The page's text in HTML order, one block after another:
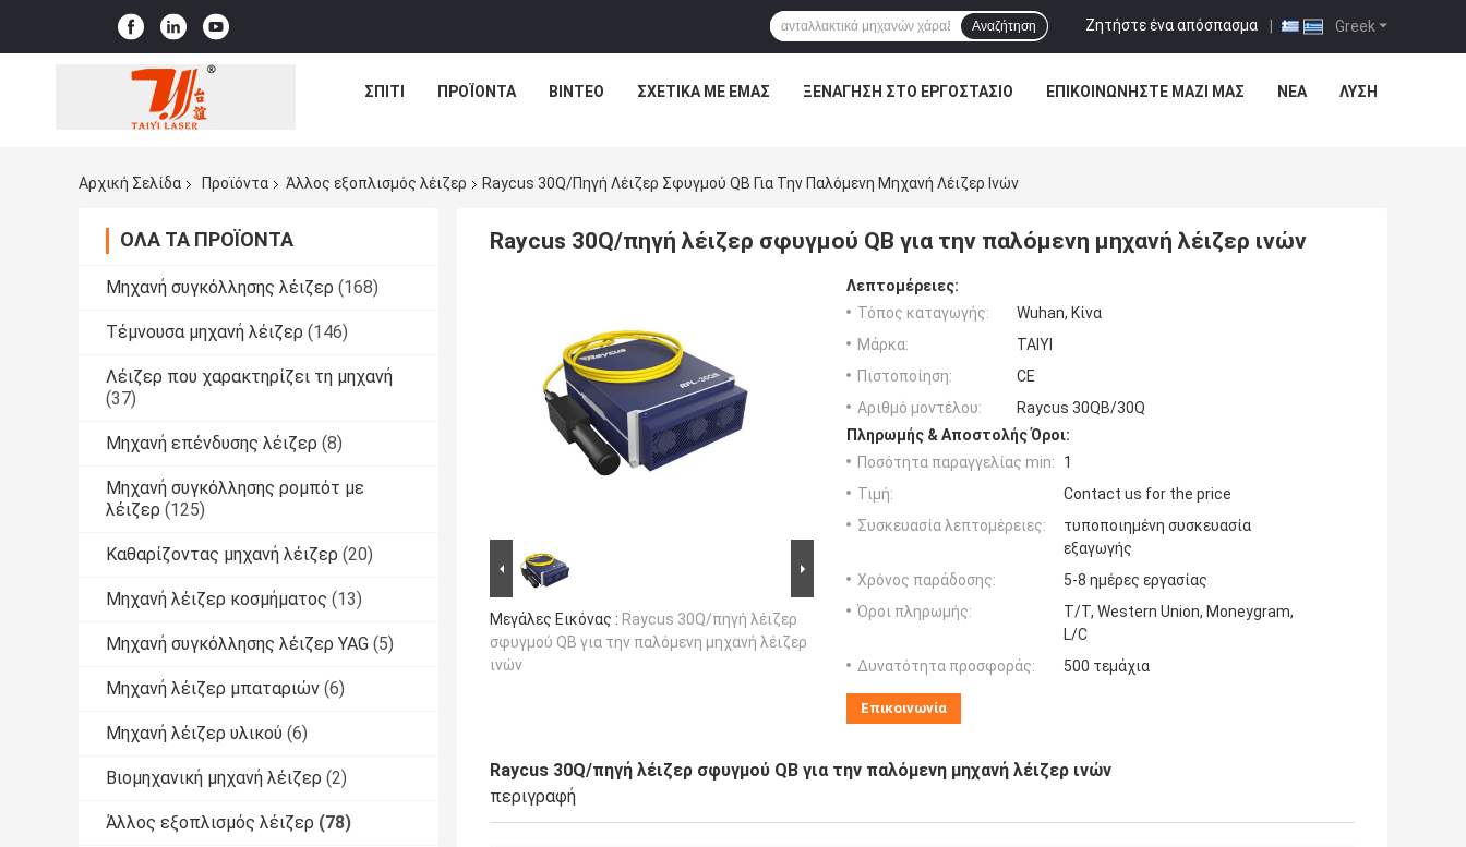
Greek
Ζητήστε ένα απόσπασμα |
Αναζήτηση
ΣΠΊΤΙ ΠΡΟΪΌΝΤΑ ΒΊΝΤΕΟ ΣΧΕΤΙΚΆ ΜΕ ΕΜΆΣ ΞΕΝΆΓΗΣΗ ΣΤΟ ΕΡΓΟΣΤΆΣΙΟ ΕΠΙΚΟΙΝΩΝΉΣΤΕ ΜΑΖΊ ΜΑΣ ΝΈΑ ΛΎΣΗ
Αρχική Σελίδα Προϊόντα Άλλος εξοπλισμός λέιζερ Raycus 30Q/πηγή Λέιζερ Σφυγμού QB Για Την Παλόμενη Μηχανή Λέιζερ Ινών
ΌΛΑ ΤΑ ΠΡΟΪΌΝΤΑ
Μηχανή συγκόλλησης λέιζερ (168)
Τέμνουσα μηχανή λέιζερ (146)
Λέιζερ που χαρακτηρίζει τη μηχανή
(37)
Μηχανή επένδυσης λέιζερ (8)
Μηχανή συγκόλλησης ρομπότ με
λέιζερ (125)
Καθαρίζοντας μηχανή λέιζερ (20)
Μηχανή λέιζερ κοσμήματος (13)
Μηχανή συγκόλλησης λέιζερ YAG (5)
Μηχανή λέιζερ μπαταριών (6)
Μηχανή λέιζερ υλικού (6)
Βιομηχανική μηχανή λέιζερ (2)
Άλλος εξοπλισμός λέιζερ (78)
Raycus 30Q/πηγή λέιζερ σφυγμού QB για την παλόμενη μηχανή λέιζερ ινών
Μεγάλες Εικόνας : Raycus 30Q/πηγή λέιζερ
σφυγμού QB για την παλόμενη μηχανή λέιζερ
ινών
Λεπτομέρειες:
Τόπος καταγωγής:
Wuhan, Κίνα
Μάρκα:
TAIYI
Πιστοποίηση:
CE
Αριθμό μοντέλου:
Raycus 30QB/30Q
Πληρωμής & Αποστολής Όροι:
Ποσότητα παραγγελίας min:
1
Τιμή:
Contact us for the price
Συσκευασία λεπτομέρειες:
τυποποιημένη συσκευασία
εξαγωγής
Χρόνος παράδοσης:
5-8 ημέρες εργασίας
Όροι πληρωμής:
T/T, Western Union, Moneygram,
L/C
Δυνατότητα προσφοράς:
500 τεμάχια
Επικοινωνία
Raycus 30Q/πηγή λέιζερ σφυγμού QB για την παλόμενη μηχανή λέιζερ ινών
περιγραφή